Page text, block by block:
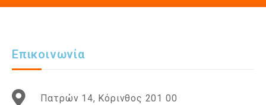
Επικοινωνία
Πατρών 14, Κόρινθος 201 00